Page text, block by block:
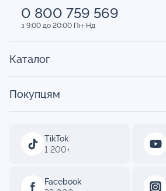
0 800 759 569
з 9:00 до 20:00 Пн-Нд
TikTok
1 200+
Facebook
Каталог
Покупцям